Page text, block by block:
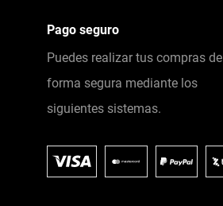
Pago seguro
Puedes realizar tus compras de
forma segura mediante los
siguientes sistemas.